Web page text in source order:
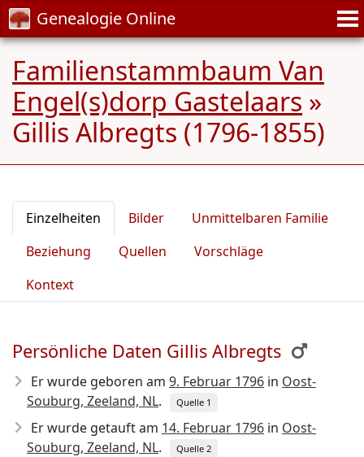
Genealogie Online
Familienstammbaum Van
Engel(s)dorp Gastelaars »
Gillis Albregts (1796-1855)
Einzelheiten Bilder
Unmittelbaren Familie
Beziehung
Quellen
Vorschläge
Kontext
Persönliche Daten Gillis Albregts
Er wurde geboren am 9. Februar 1796 in Oost-
Souburg, Zeeland, NL. Quelle 1
Er wurde getauft am 14. Februar 1796 in Oost-
Souburg, Zeeland, NL. Quelle 2